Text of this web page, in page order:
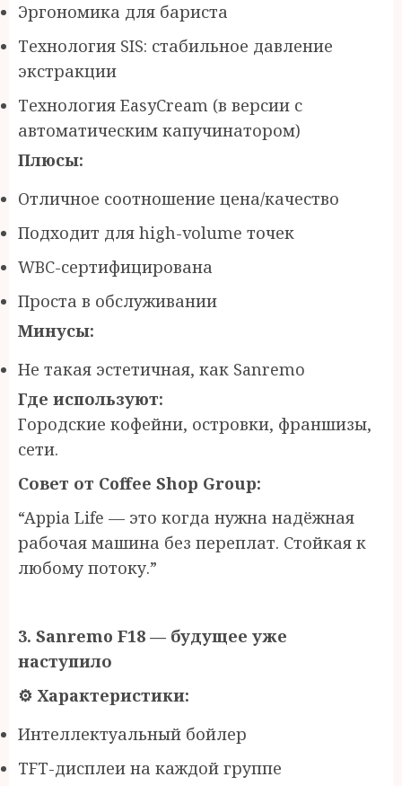
Эргономика для бариста
Технология SIS: стабильное давление
экстракции
Технология EasyCream (в версии с
автоматическим капучинатором)
Плюсы:
Отличное соотношение цена/качество
Подходит для high-volume точек
WBC-сертифицирована
Проста в обслуживании
Минусы:
Не такая эстетичная, как Sanremo
Где используют:
Городские кофейни, островки, франшизы,
сети.
Совет от Coffee Shop Group:
“Appia Life — это когда нужна надёжная
рабочая машина без переплат. Стойкая к
любому потоку.”
3. Sanremo F18 — будущее уже
наступило
⚙ ️ Характеристики:
Интеллектуальный бойлер
TFT-дисплеи на каждой группе